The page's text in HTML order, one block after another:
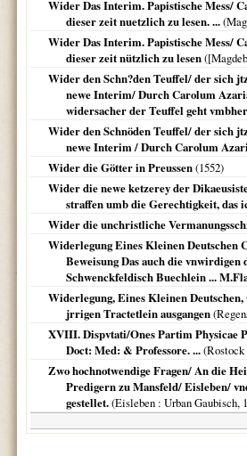
Wider Das Interim. Papistische Mess/
dieser zeit nuetzlich zu lesen. ...(
Wider Das Interim. Papistische Mess/
dieser zeit nützlich zu lesen(
Wider den Schn?den Teuffel/ der sich
newe Interim/ Durch Carolum
widersacher der Teuffel geht
Wider den Schnöden Teuffel/ der sich
newe Interim / Durch Carolum
Wider die Götter in Preussen(1552)
Wider die newe ketzerey der
straffen umb die Gerechtigkeit, das
Wider die unchristliche
Widerlegung Eines Kleinen Deutschen
Beweisung Das auch die
Schwenckfeldisch Buechlein ...
Widerlegung, Eines Kleinen
jrrigen Tractetlein ausgangen(
XVIII. Dispvtati/Ones Partim Physicae
Doct: Med: & Professore. ...(
Zwo hochnotwendige Fragen/ An die
Predigern zu Mansfeld/ Eisleben/
gestellet.(Eisleben : Urban Gaubisch,